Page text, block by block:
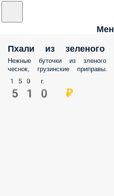
Пхали из зеленого
Нежные буточки из зленого
чеснок, грузинские приправы.
150 г.
510 ₽